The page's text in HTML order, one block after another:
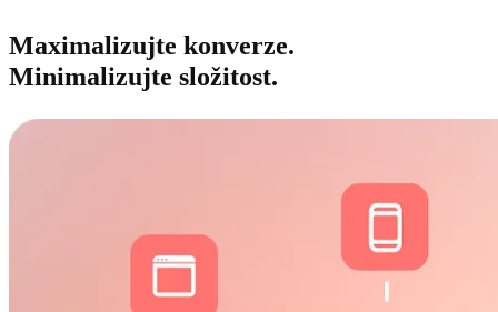
Maximalizujte konverze.
Minimalizujte složitost.